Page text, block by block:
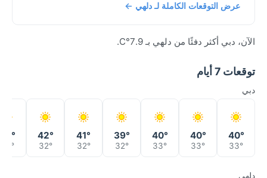
عرض التوقعات الكاملة لـ دلهي ←
الآن، دبي أكثر دفئًا من دلهي بـ 7.9°C.
توقعات 7 أيام
دبي
40°
33°
40°
33°
40°
33°
39°
32°
41°
32°
42°
32°
33°
دلهي